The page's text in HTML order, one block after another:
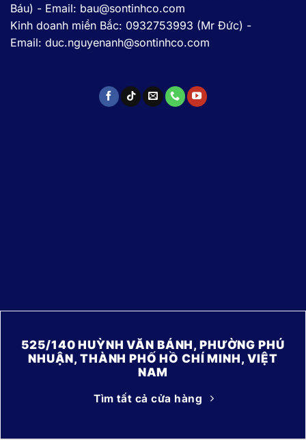
Báu) - Email: bau@sontinhco.com
Kinh doanh miền Bắc: 0932753993 (Mr Đức) -
Email: duc.nguyenanh@sontinhco.com
525/140 HUỲNH VĂN BÁNH, PHƯỜNG PHÚ
NHUẬN, THÀNH PHỐ HỒ CHÍ MINH, VIỆT
NAM
Tìm tất cả cửa hàng